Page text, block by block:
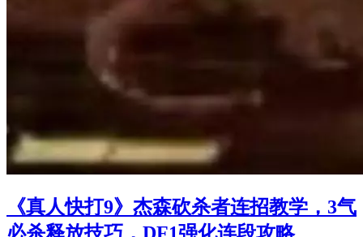
《真人快打9》杰森砍杀者连招教学，3气